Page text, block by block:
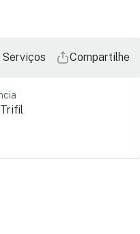
Compartilhe